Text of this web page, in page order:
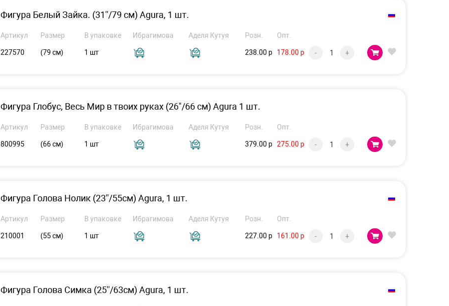
Фигура Белый Зайка. (31''/79 см) Agura, 1 шт.
Артикул Размер В упаковке Ибрагимова Аделя Кутуя Розн. Опт.
227570 (79 см) 1 шт 238.00 р 178.00 р - +
Фигура Глобус, Весь Мир в твоих руках (26"/66 см) Agura 1 шт.
Артикул Размер В упаковке Ибрагимова Аделя Кутуя Розн. Опт.
800995 (66 см) 1 шт 379.00 р 275.00 р - +
Фигура Голова Нолик (23''/55см) Agura, 1 шт.
Артикул Размер В упаковке Ибрагимова Аделя Кутуя Розн. Опт.
210001 (55 см) 1 шт 227.00 р 161.00 р - +
Фигура Голова Симка (25''/63см) Agura, 1 шт.